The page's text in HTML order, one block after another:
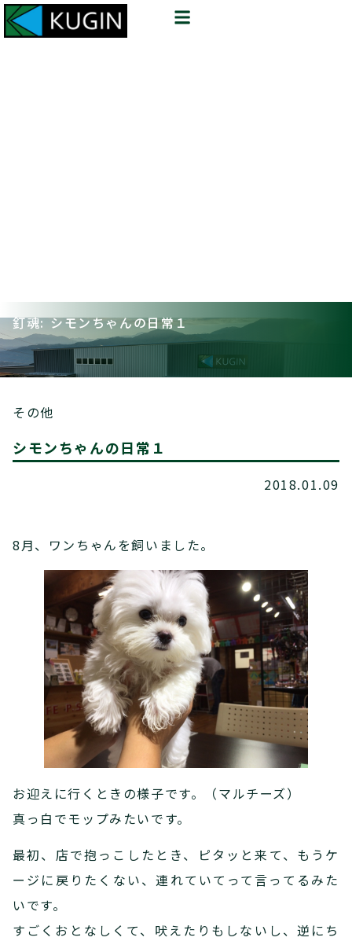
釘魂: シモンちゃんの日常１
その他
シモンちゃんの日常１
2018.01.09
8月、ワンちゃんを飼いました。
お迎えに行くときの様子です。（マルチーズ）
真っ白でモップみたいです。
最初、店で抱っこしたとき、ピタッと来て、もうケ
ージに戻りたくない、連れていてって言ってるみた
いです。
すごくおとなしくて、吠えたりもしないし、逆にち